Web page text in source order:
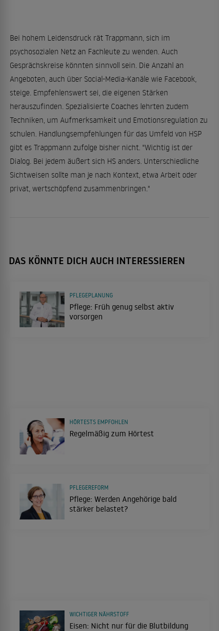
Bei hohem Leidensdruck rät Trappmann, sich im
psychosozialen Netz an Fachleute zu wenden. Auch
Gesprächskreise könnten sinnvoll sein. Die Anzahl an
Angeboten, auch über Social-Media-Kanäle wie Facebook,
steige. Empfehlenswert sei, die eigenen Stärken
herauszufinden. Spezialisierte Coaches lehrten zudem
Techniken, um Aufmerksamkeit und Emotionsregulation zu
schulen. Handlungsempfehlungen für das Umfeld von HSP
gibt es Trappmann zufolge bisher nicht. "Wichtig ist der
Dialog. Bei jedem äußert sich HS anders. Unterschiedliche
Sichtweisen sollte man je nach Kontext, etwa Arbeit oder
privat, wertschöpfend zusammenbringen."
DAS KÖNNTE DICH AUCH INTERESSIEREN
Pflege: Früh genug selbst aktiv
vorsorgen
PFLEGEPLANUNG
Regelmäßig zum Hörtest
HÖRTESTS EMPFOHLEN
Pflege: Werden Angehörige bald
stärker belastet?
PFLEGEREFORM
Eisen: Nicht nur für die Blutbildung
WICHTIGER NÄHRSTOFF